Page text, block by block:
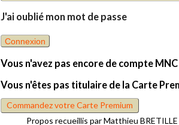
J'ai oublié mon mot de passe
Vous n'avez pas encore de compte MNC
Vous n'êtes pas titulaire de la Carte
Commandez votre Carte Premium
Propos recueillis par Matthieu